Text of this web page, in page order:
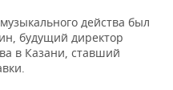
действа был
будущий директор
в Казани, ставший